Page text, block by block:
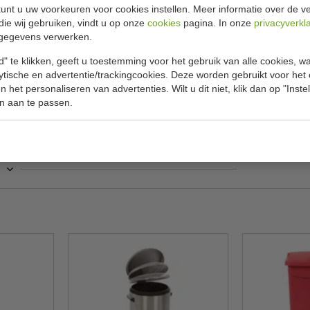
u uw voorkeuren voor cookies instellen. Meer informatie over de
wij gebruiken, vindt u op onze cookies pagina. In onze
verwerken.
te klikken, geeft u toestemming voor het gebruik van alle cookies,
en advertentie/trackingcookies. Deze worden gebruikt voor het
het personaliseren van advertenties. Wilt u dit niet, klik dan op
aan te passen.
pedaalemmer 68 liter beige
hun slanke, discrete design en kleinere
lang meegaan. De geluidsarme
draagt bij aan een veilige en aangename
hotel, B & B, kantine, kantoor, woning
50 x 31 x 80
B x D x H
Inhoud
Kleur